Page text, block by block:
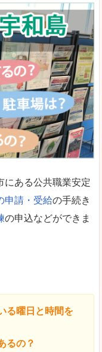
にある公共職業安定
申請・受給の手続き
の申込などができま
る曜日と時間を
るの？